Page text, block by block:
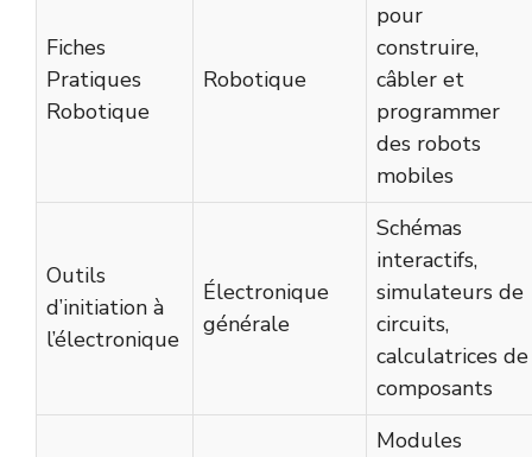
Fiches
Pratiques
Robotique
Robotique
pour
construire,
câbler et
programmer
des robots
mobiles
Outils
d’initiation à
l’électronique
Électronique
générale
Schémas
interactifs,
simulateurs de
circuits,
calculatrices de
composants
Modules